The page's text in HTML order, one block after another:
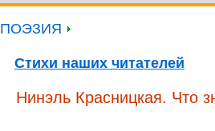
ПОЭЗИЯ
Стихи наших читателей
Нинэль Красницкая. Что